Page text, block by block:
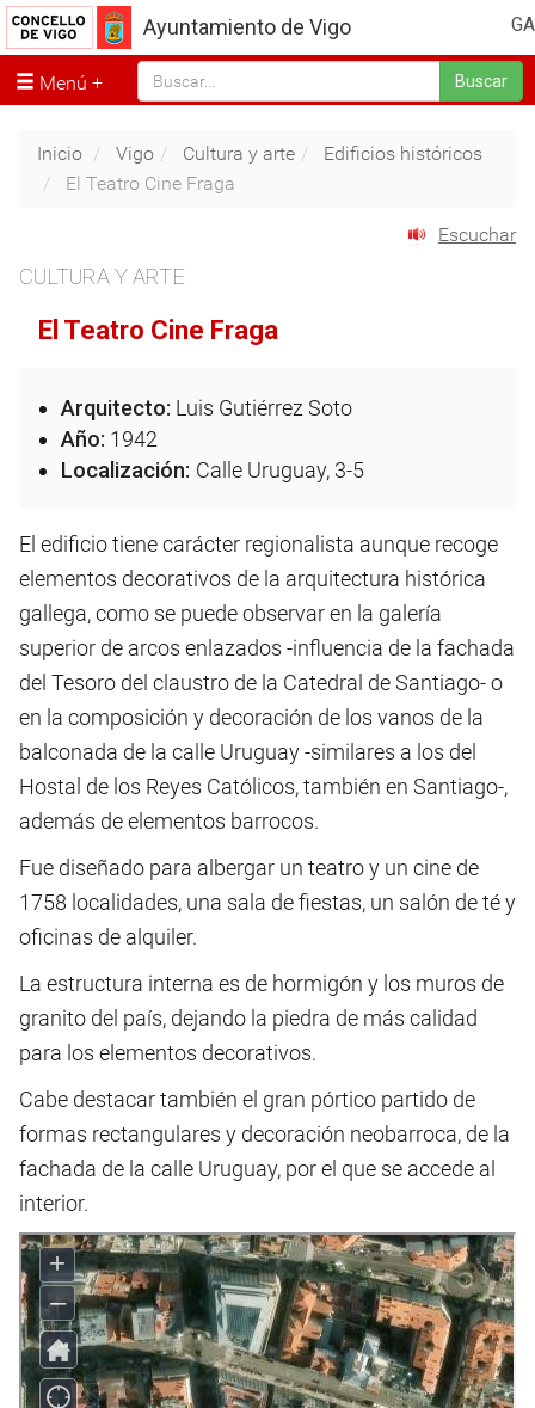
GA
Ayuntamiento de Vigo
Menú Buscar
Inicio Vigo Cultura y arte
Edificios históricos
El Teatro Cine Fraga
Escuchar
CULTURA Y ARTE
El Teatro Cine Fraga
Arquitecto: Luis Gutiérrez Soto
Año: 1942
Localización: Calle Uruguay, 3-5
El edificio tiene carácter regionalista aunque recoge
elementos decorativos de la arquitectura histórica
gallega, como se puede observar en la galería
superior de arcos enlazados -influencia de la fachada
del Tesoro del claustro de la Catedral de Santiago- o
en la composición y decoración de los vanos de la
balconada de la calle Uruguay -similares a los del
Hostal de los Reyes Católicos, también en Santiago-,
además de elementos barrocos.
Fue diseñado para albergar un teatro y un cine de
1758 localidades, una sala de fiestas, un salón de té y
oficinas de alquiler.
La estructura interna es de hormigón y los muros de
granito del país, dejando la piedra de más calidad
para los elementos decorativos.
Cabe destacar también el gran pórtico partido de
formas rectangulares y decoración neobarroca, de la
fachada de la calle Uruguay, por el que se accede al
interior.